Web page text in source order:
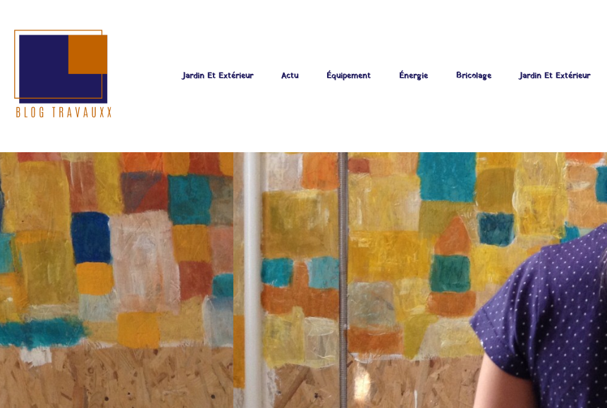
Jardin Et Extérieur Actu Équipement Énergie Bricolage Jardin Et Extérieur